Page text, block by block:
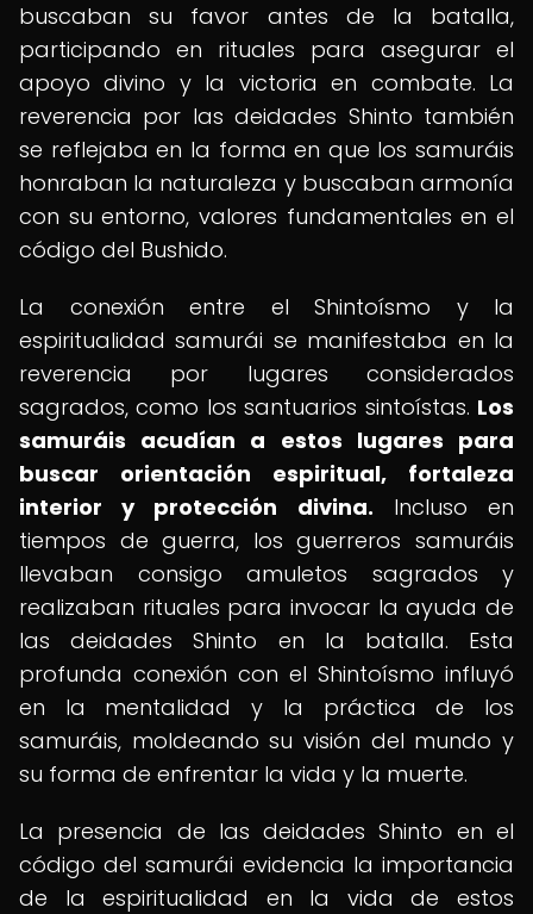
buscaban su favor antes de la batalla,
participando en rituales para asegurar el
apoyo divino y la victoria en combate. La
reverencia por las deidades Shinto también
se reflejaba en la forma en que los samuráis
honraban la naturaleza y buscaban armonía
con su entorno, valores fundamentales en el
código del Bushido.
La conexión entre el Shintoísmo y la
espiritualidad samurái se manifestaba en la
reverencia por lugares considerados
sagrados, como los santuarios sintoístas. Los
samuráis acudían a estos lugares para
buscar orientación espiritual, fortaleza
interior y protección divina. Incluso en
tiempos de guerra, los guerreros samuráis
llevaban consigo amuletos sagrados y
realizaban rituales para invocar la ayuda de
las deidades Shinto en la batalla. Esta
profunda conexión con el Shintoísmo influyó
en la mentalidad y la práctica de los
samuráis, moldeando su visión del mundo y
su forma de enfrentar la vida y la muerte.
La presencia de las deidades Shinto en el
código del samurái evidencia la importancia
de la espiritualidad en la vida de estos